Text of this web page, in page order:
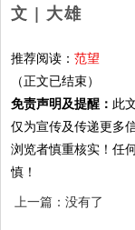
文 | 大雄
推荐阅读：范望
（正文已结束）
免责声明及提醒： 此
仅为宣传及传递更多
浏览者慎重核实！任
慎！
上一篇：没有了